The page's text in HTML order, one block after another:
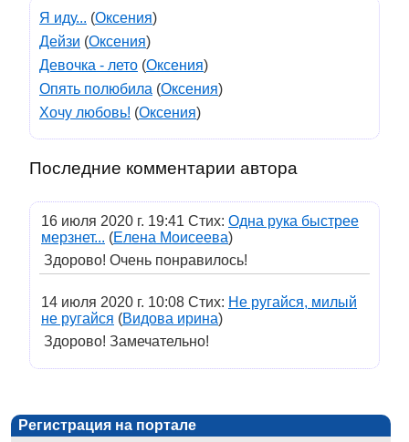
Я иду... (Оксения)
Дейзи (Оксения)
Девочка - лето (Оксения)
Опять полюбила (Оксения)
Хочу любовь! (Оксения)
Последние комментарии автора
16 июля 2020 г. 19:41 Стих: Одна рука быстрее
мерзнет... (Елена Моисеева)
Здорово! Очень понравилось!
14 июля 2020 г. 10:08 Стих: Не ругайся, милый
не ругайся (Видова ирина)
Здорово! Замечательно!
Регистрация на портале